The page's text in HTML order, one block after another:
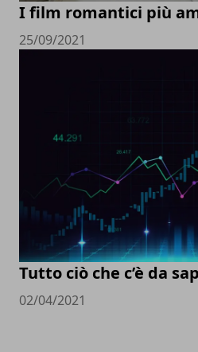
I film romantici più
25/09/2021
Tutto ciò che c’è da
02/04/2021